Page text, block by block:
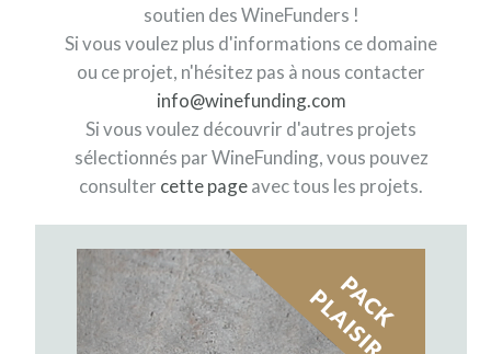
soutien des WineFunders !
Si vous voulez plus d'informations ce domaine
ou ce projet, n'hésitez pas à nous contacter
info@winefunding.com
Si vous voulez découvrir d'autres projets
sélectionnés par WineFunding, vous pouvez
consulter cette pageavec tous les projets.